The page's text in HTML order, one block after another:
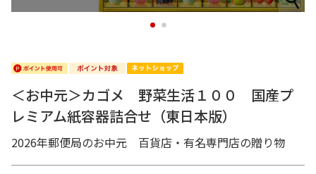
1 2
＜お中元＞カゴメ 野菜生活１００ 国産プ
レミアム紙容器詰合せ（東日本版）
2026年郵便局のお中元 百貨店・有名専門店の贈り物